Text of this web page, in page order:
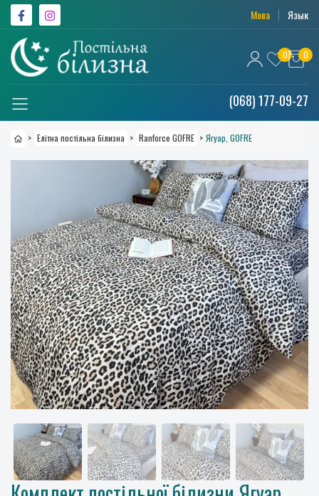
Мова Язык
0 0
(068) 177-09-27
> Елітна постільна білизна > Ranforce GOFRE > Ягуар, GOFRE